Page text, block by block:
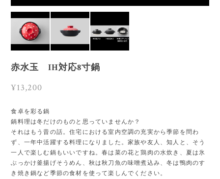
赤水玉 IH対応8寸鍋
¥13,200
食卓を彩る鍋
鍋料理は冬だけのものと思っていませんか？
それはもう昔の話。住宅における室内空調の充実から季節を問わ
ず、一年中活躍する料理になりました。家族や友人、知人と、そう
一人で楽しむ鍋もいいですね。春は菜の花と鶏肉の水炊き、夏は氷
ぶっかけ釜揚げそうめん、秋は秋刀魚の味噌煮込み、冬は鴨肉のす
き焼き鍋など季節の食材を使って楽しんでください。